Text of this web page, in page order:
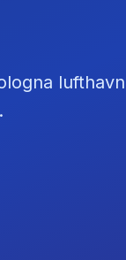
lufthavn